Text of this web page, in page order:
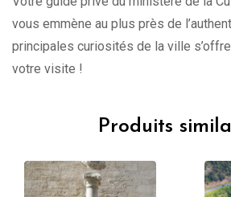
vous emmène au plus près de
principales curiosités de la ville
votre visite !
Produits